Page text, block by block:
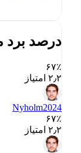
درصد برد
۶۷٪
۲٫۲ امتیاز
Nyholm2024
۶۷٪
۲٫۲ امتیاز